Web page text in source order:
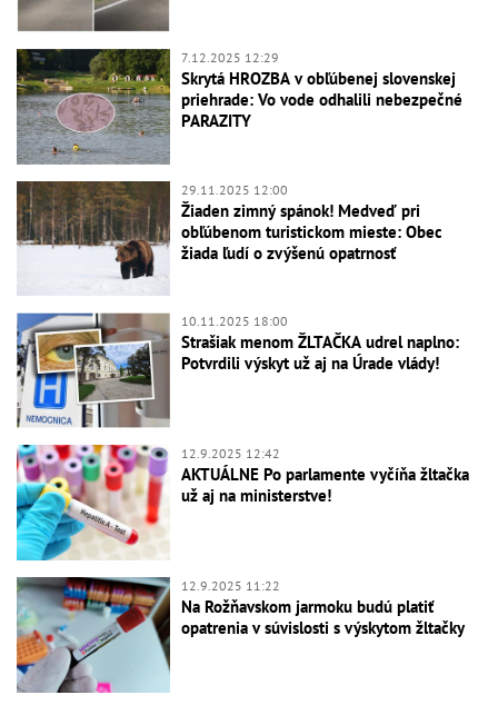
7.12.2025 12:29
Skrytá HROZBA v obľúbenej slovenskej
priehrade: Vo vode odhalili nebezpečné
PARAZITY
29.11.2025 12:00
Žiaden zimný spánok! Medveď pri
obľúbenom turistickom mieste: Obec
žiada ľudí o zvýšenú opatrnosť
10.11.2025 18:00
Strašiak menom ŽLTAČKA udrel naplno:
Potvrdili výskyt už aj na Úrade vlády!
12.9.2025 12:42
AKTUÁLNE Po parlamente vyčíňa žltačka
už aj na ministerstve!
12.9.2025 11:22
Na Rožňavskom jarmoku budú platiť
opatrenia v súvislosti s výskytom žltačky